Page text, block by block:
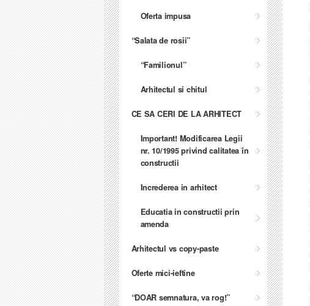
Oferta impusa
“Salata de rosii”
“Familionul”
Arhitectul si chitul
CE SA CERI DE LA ARHITECT
Important! Modificarea Legii
nr. 10/1995 privind calitatea în
constructii
Increderea in arhitect
Educatia in constructii prin
amenda
Arhitectul vs copy-paste
Oferte mici-ieftine
“DOAR semnatura, va rog!”